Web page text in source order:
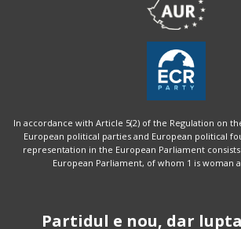
In accordance with Article 5(2) of the Regulation on
European political parties and European political
representation in the European Parliament
European Parliament, of whom 1 is woman
Partidul e nou, dar